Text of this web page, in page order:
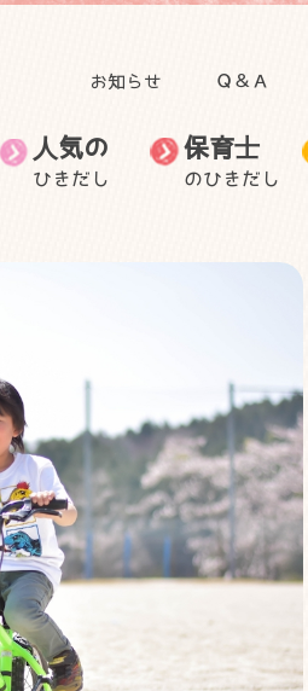
お知らせ Ｑ＆Ａ
人気の
ひきだし
保育士
のひきだし
製作
その他
自然に目を向けて
保護者との関わり